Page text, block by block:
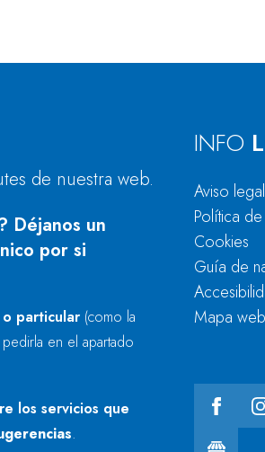
de nuestra web.
Déjanos un
por si
particular (como la
en el apartado
los servicios que
.
INFO
Aviso legal
Política
Cookies
Guía de
Mapa web